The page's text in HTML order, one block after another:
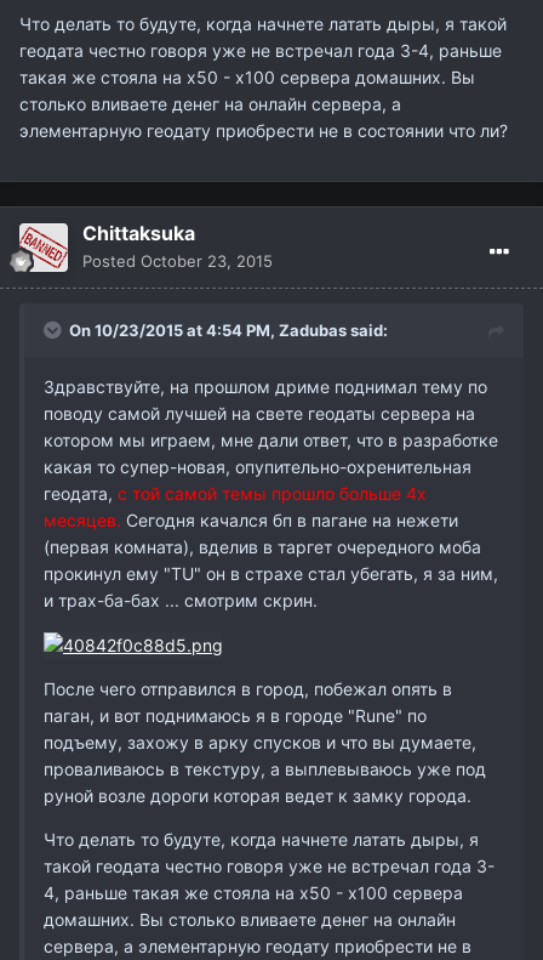
Что делать то будуте, когда начнете латать дыры, я такой
геодата честно говоря уже не встречал года 3-4, раньше
такая же стояла на х50 - х100 сервера домашних. Вы
столько вливаете денег на онлайн сервера, а
элементарную геодату приобрести не в состоянии что ли?
Chittaksuka
Posted October 23, 2015
On 10/23/2015 at 4:54 PM, Zadubassaid:
Здравствуйте, на прошлом дриме поднимал тему по
поводу самой лучшей на свете геодаты сервера на
котором мы играем, мне дали ответ, что в разработке
какая то супер-новая, опупительно-охренительная
геодата, с той самой темы прошло больше 4х
месяцев. Сегодня качался бп в пагане на нежети
(первая комната), вделив в таргет очередного моба
прокинул ему "TU" он в страхе стал убегать, я за ним,
и трах-ба-бах ... смотрим скрин.
После чего отправился в город, побежал опять в
паган, и вот поднимаюсь я в городе "Rune" по
подъему, захожу в арку спусков и что вы думаете,
проваливаюсь в текстуру, а выплевываюсь уже под
руной возле дороги которая ведет к замку города.
Что делать то будуте, когда начнете латать дыры, я
такой геодата честно говоря уже не встречал года 3-
4, раньше такая же стояла на х50 - х100 сервера
домашних. Вы столько вливаете денег на онлайн
сервера, а элементарную геодату приобрести не в